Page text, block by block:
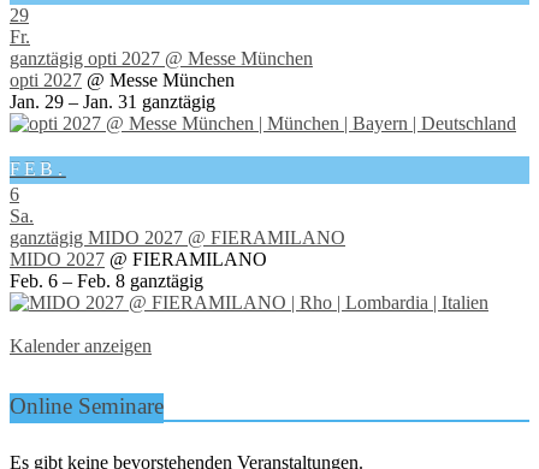
29
Fr.
ganztägig opti 2027 @ Messe München
opti 2027 @ Messe München
Jan. 29 – Jan. 31 ganztägig
FEB.
6
Sa.
ganztägig MIDO 2027 @ FIERAMILANO
MIDO 2027 @ FIERAMILANO
Feb. 6 – Feb. 8 ganztägig
Kalender anzeigen
Online Seminare
Es gibt keine bevorstehenden Veranstaltungen.